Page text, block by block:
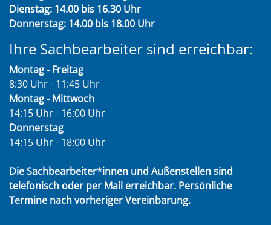
Dienstag: 14.00 bis 16.30 Uhr
Donnerstag: 14.00 bis 18.00 Uhr
Ihre Sachbearbeiter sind erreichbar:
Montag - Freitag
8:30 Uhr - 11:45 Uhr
Montag - Mittwoch
14:15 Uhr - 16:00 Uhr
Donnerstag
14:15 Uhr - 18:00 Uhr
Die Sachbearbeiter*innen und Außenstellen sind
telefonisch oder per Mail erreichbar. Persönliche
Termine nach vorheriger Vereinbarung.